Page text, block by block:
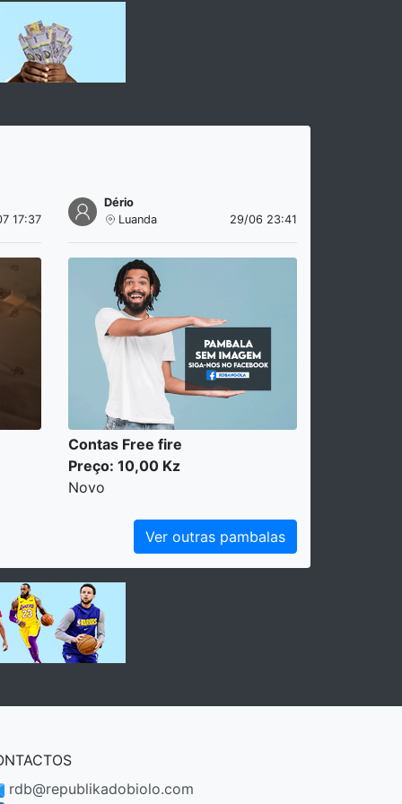
17:37
Dério
Luanda
29/06 23:41
Contas Free fire
Preço: 10,00 Kz
Novo
Ver outras pambalas
rdb@republikadobiolo.com